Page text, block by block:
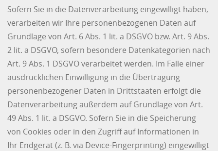
Sofern Sie in die Datenverarbeitung eingewilligt haben,
verarbeiten wir Ihre personenbezogenen Daten auf
Grundlage von Art. 6 Abs. 1 lit. a DSGVO bzw. Art. 9 Abs.
2 lit. a DSGVO, sofern besondere Datenkategorien nach
Art. 9 Abs. 1 DSGVO verarbeitet werden. Im Falle einer
ausdrücklichen Einwilligung in die Übertragung
personenbezogener Daten in Drittstaaten erfolgt die
Datenverarbeitung außerdem auf Grundlage von Art.
49 Abs. 1 lit. a DSGVO. Sofern Sie in die Speicherung
von Cookies oder in den Zugriff auf Informationen in
Ihr Endgerät (z. B. via Device-Fingerprinting) eingewilligt